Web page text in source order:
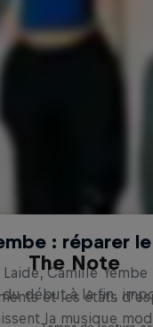
The Note
et les états
la musique